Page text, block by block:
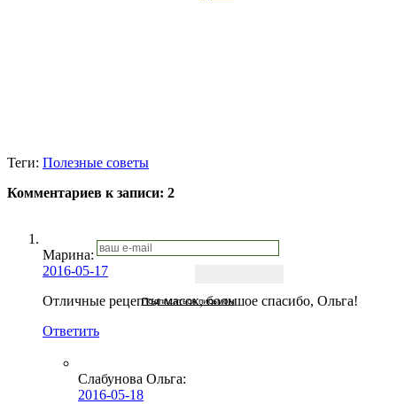
Подписаться письмом
Теги: Полезные советы
Комментариев к записи: 2
Марина:
2016-05-17
Отличные рецепты масок, большое спасибо, Ольга!
Ответить
Слабунова Ольга:
2016-05-18